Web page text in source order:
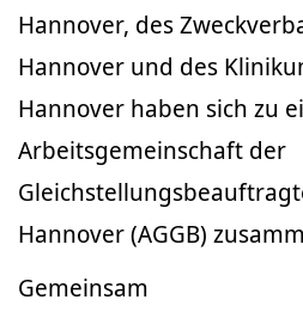
Hannover, des
Hannover und des
Hannover haben sich zu
Arbeitsgemeinschaft der
Hannover (AGGB)
Gemeinsam